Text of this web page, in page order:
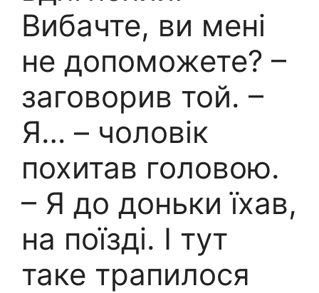
Вибачте, ви мені
не допоможете? –
заговорив той. –
Я… – чоловік
похитав головою.
– Я до доньки їхав,
на поїзді. І тут
таке трапилося